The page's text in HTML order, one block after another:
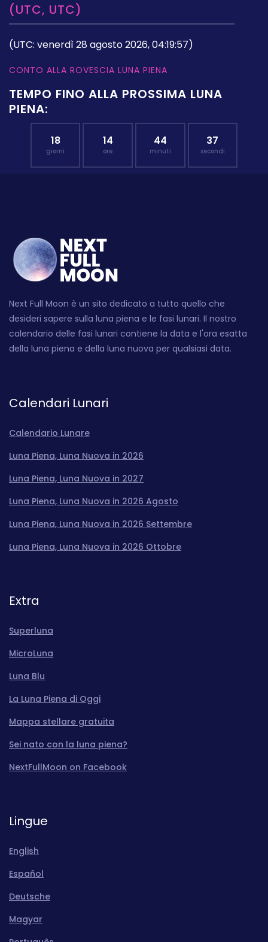
(UTC, UTC)
(UTC: venerdì 28 agosto 2026, 04:19:57)
CONTO ALLA ROVESCIA LUNA PIENA
TEMPO FINO ALLA PROSSIMA LUNA
PIENA:
18
giorni
14
ore
44
minuti
36
secondi
Next Full Moon è un sito dedicato a tutto quello che
desideri sapere sulla luna piena e le fasi lunari. Il nostro
calendario delle fasi lunari contiene la data e l'ora esatta
della luna piena e della luna nuova per qualsiasi data.
Calendari Lunari
Calendario Lunare
Luna Piena, Luna Nuova in 2026
Luna Piena, Luna Nuova in 2027
Luna Piena, Luna Nuova in 2026 Agosto
Luna Piena, Luna Nuova in 2026 Settembre
Luna Piena, Luna Nuova in 2026 Ottobre
Extra
Superluna
MicroLuna
Luna Blu
La Luna Piena di Oggi
Mappa stellare gratuita
Sei nato con la luna piena?
NextFullMoon on Facebook
Lingue
English
Español
Deutsche
Magyar